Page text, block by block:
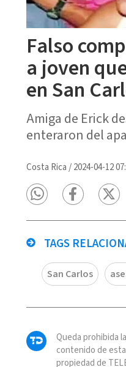
Falso
a joven
en San
Amiga de Erick
enteraron del
Costa Rica /2024-04-12
TAGS
San Carlos
Queda prohibida
contenido de
propiedad de